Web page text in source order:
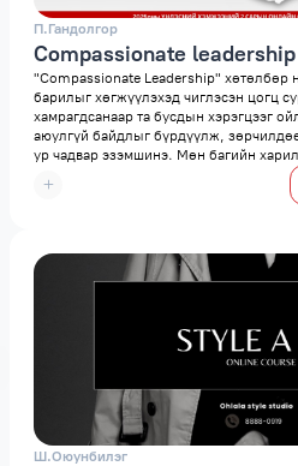
П.Гандолгор
Compassionate leadership
"Compassionate Leadership" хөтөлбөр
барилыг хөгжүүлэхэд чиглэсэн цогц
хамрагдсанаар та бусдын хэрэгцээг
аюулгүй байдлыг бүрдүүлж,
ур чадвар эзэмшинэ. Мөн багийн
тэгш байдлыг дэмжих замаар илүү
боломжтой. Энэ нь хувь хүн, хамт
Ш.Оюунбилэг